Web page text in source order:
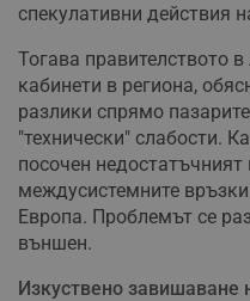
спекулативни действия
Тогава правителството
кабинети в региона,
разлики спрямо
"технически" слабости.
посочен недостатъчният
междусистемните
Европа. Проблемът се
външен.
Изкуствено завишаване